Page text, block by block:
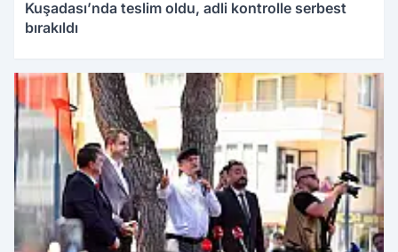
Kuşadası’nda teslim oldu, adli kontrolle serbest
bırakıldı